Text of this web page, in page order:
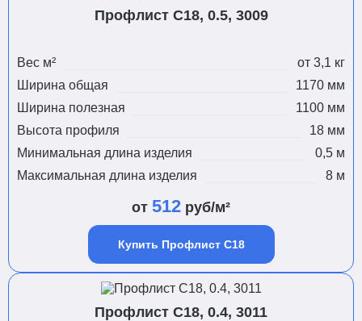
Профлист С18, 0.5, 3009
Вес м²
от 3,1 кг
Ширина общая
1170 мм
Ширина полезная
1100 мм
Высота профиля
18 мм
Минимальная длина изделия
0,5 м
Максимальная длина изделия
8 м
от 512 руб/м²
Купить Профлист С18
Профлист С18, 0.4, 3011